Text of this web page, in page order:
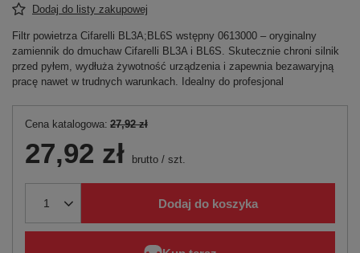
Dodaj do listy zakupowej
Filtr powietrza Cifarelli BL3A;BL6S wstępny 0613000 – oryginalny
zamiennik do dmuchaw Cifarelli BL3A i BL6S. Skutecznie chroni silnik
przed pyłem, wydłuża żywotność urządzenia i zapewnia bezawaryjną
pracę nawet w trudnych warunkach. Idealny do profesjonal
Cena katalogowa: 27,92 zł
27,92 zł brutto / szt.
Dodaj do koszyka